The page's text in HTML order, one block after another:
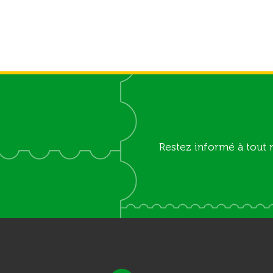
Restez informé à tout